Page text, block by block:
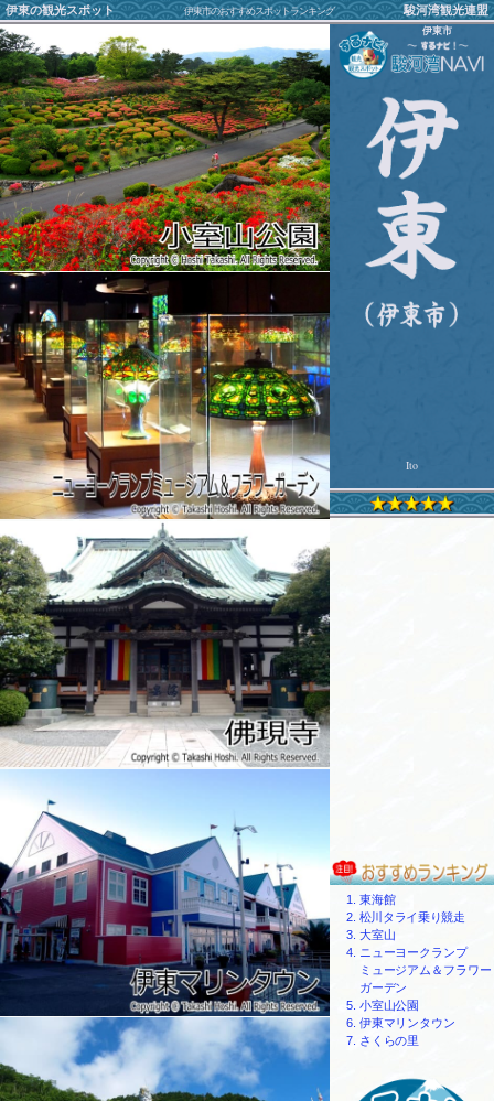
伊東の観光スポット 駿河湾観光連盟
伊東市のおすすめスポットランキング
伊東市
Ito
東海館
松川タライ乗り競走
大室山
ニューヨークランプ
ミュージアム＆フラワー
ガーデン
小室山公園
伊東マリンタウン
さくらの里